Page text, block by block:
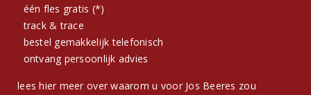
één fles gratis (*)
track & trace
bestel gemakkelijk telefonisch
ontvang persoonlijk advies
lees hier meer over waarom u voor Jos Beeres zou